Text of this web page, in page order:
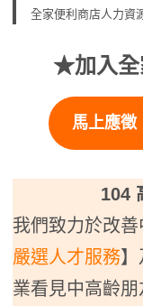
全家便利商店人力資
★加入全
馬上應徵
104
我們致力於改
嚴選人才服務】
業看見中高齡